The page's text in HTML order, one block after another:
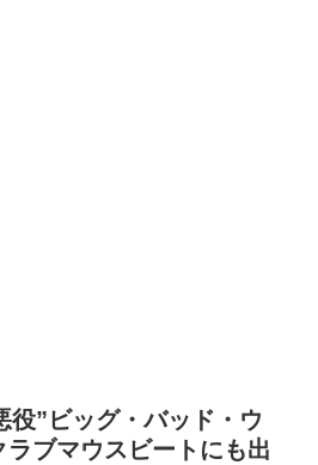
役”ビッグ・バッド・ウ
ブマウスビートにも出